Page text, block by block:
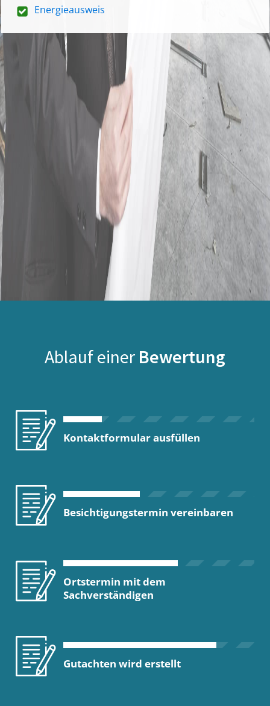
Energieausweis
Ablauf einer Bewertung
Kontaktformular ausfüllen
Besichtigungstermin vereinbaren
Ortstermin mit dem
Sachverständigen
Gutachten wird erstellt